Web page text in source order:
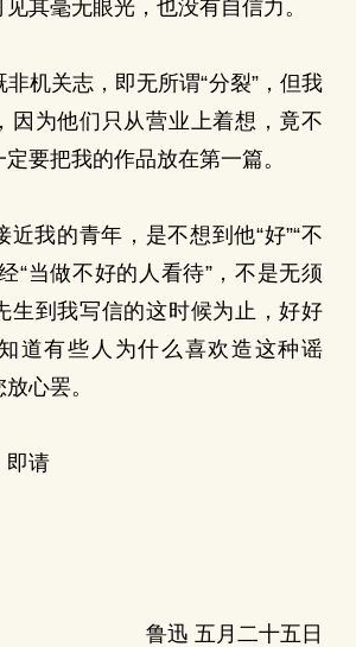
其毫无眼光，也没有自信力。
关志，即无所谓“分裂”，但我
因为他们只从营业上着想，竟不
要把我的作品放在第一篇。
我的青年，是不想到他“好”“不
“当做不好的人看待”，不是无须
生到我写信的这时候为止，好好
道有些人为什么喜欢造这种谣
心罢。
请
鲁迅 五月二十五日